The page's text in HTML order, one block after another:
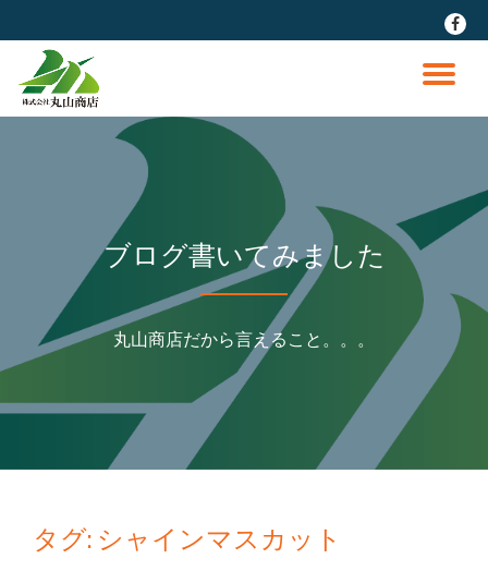
ン
fa-
ナ
ゲ
ー
シ
ョ
ブログ書いてみました
丸山商店だから言えること。。。
タグ: シャインマスカット